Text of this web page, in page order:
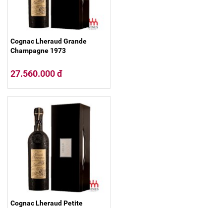
Cognac Lheraud Grande
Champagne 1973
27.560.000 đ
Cognac Lheraud Petite